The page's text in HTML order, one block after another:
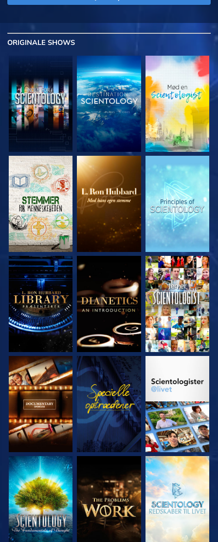
ORIGINALE SHOWS
UDFORSK SERIEN UDFORSK SERIEN UDFORSK SERIEN
UDFORSK SERIEN UDFORSK SERIEN SE
UDFORSK SERIEN SE UDFORSK SERIEN
UDFORSK SERIEN UDFORSK SERIEN UDFORSK SERIEN